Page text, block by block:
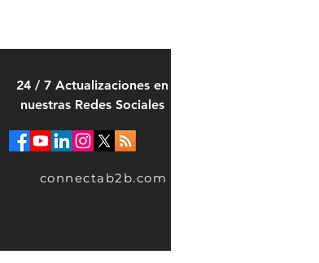
24 / 7 Actualizaciones en
nuestras Redes Sociales
connectab2b.com